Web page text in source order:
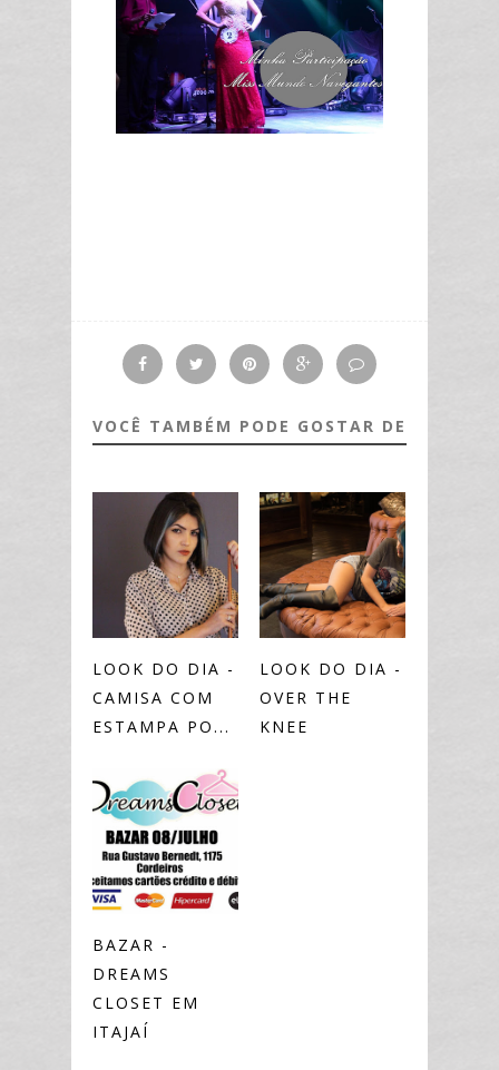
VOCÊ TAMBÉM PODE GOSTAR DE
LOOK DO DIA -
CAMISA COM
ESTAMPA PO...
LOOK DO DIA -
OVER THE
KNEE
BAZAR -
DREAMS
CLOSET EM
ITAJAÍ